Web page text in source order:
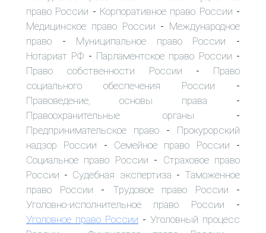
право России - Корпоративное право России -
Медицинское право России - Международное
право - Муниципальное право России -
Нотариат РФ - Парламентское право России -
Право собственности России - Право
социального обеспечения России -
Правоведение, основы права -
Правоохранительные органы -
Предпринимательское право - Прокурорский
надзор России - Семейное право России -
Социальное право России - Страховое право
России - Судебная экспертиза - Таможенное
право России - Трудовое право России -
Уголовно-исполнительное право России -
Уголовное право России - Уголовный процесс